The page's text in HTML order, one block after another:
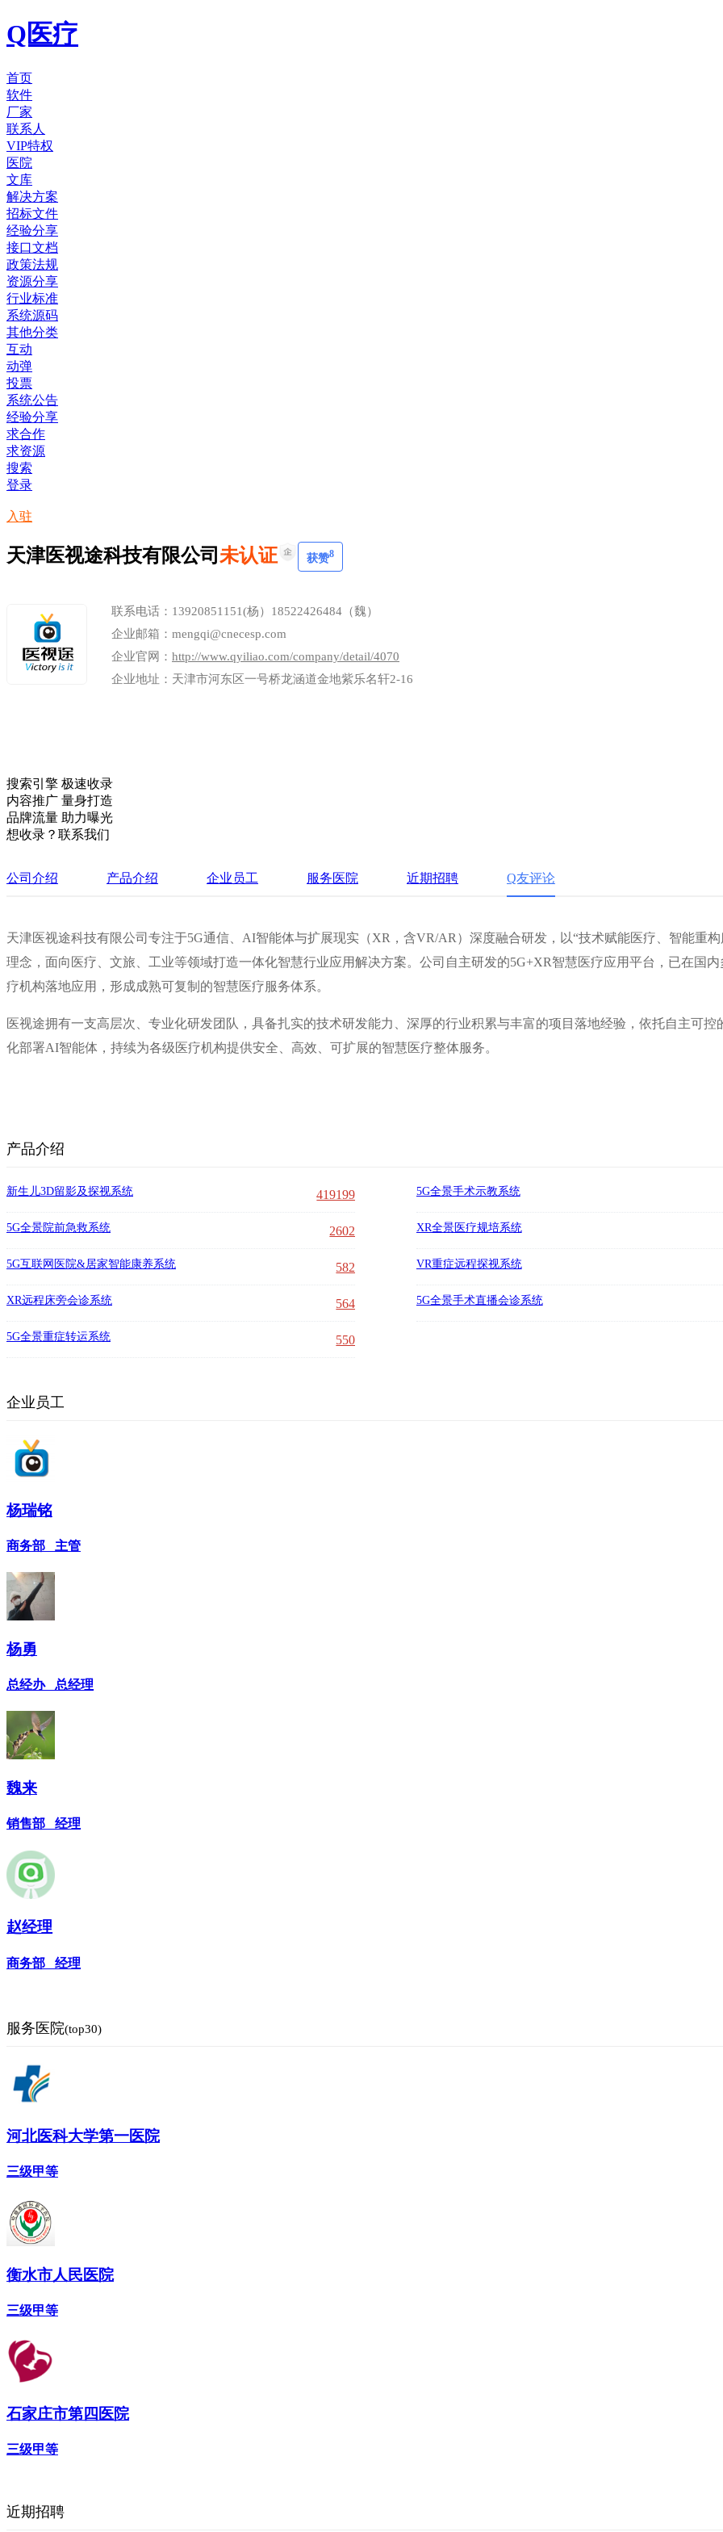
Q医疗
首页
软件
厂家
联系人
VIP特权
医院
文库
解决方案
招标文件
经验分享
接口文档
政策法规
资源分享
行业标准
系统源码
其他分类
互动
动弹
投票
系统公告
经验分享
求合作
求资源
搜索
登录
入驻
天津医视途科技有限公司未认证 获赞8
联系电话：13920851151(杨）18522426484（魏）
企业邮箱：mengqi@cnecesp.com
企业官网： http://www.qyiliao.com/company/detail/4070
企业地址：天津市河东区一号桥龙涵道金地紫乐名轩2-16
搜索引擎 极速收录
内容推广 量身打造
品牌流量 助力曝光
想收录？联系我们
公司介绍 产品介绍 企业员工 服务医院 近期招聘 Q友评论
天津医视途科技有限公司专注于5G通信、AI智能体与扩展现实（XR，含VR/AR）深度融合研发，以“技术赋能医疗、智能重构
理念，面向医疗、文旅、工业等领域打造一体化智慧行业应用解决方案。公司自主研发的5G+XR智慧医疗应用平台，已在国内
疗机构落地应用，形成成熟可复制的智慧医疗服务体系。
医视途拥有一支高层次、专业化研发团队，具备扎实的技术研发能力、深厚的行业积累与丰富的项目落地经验，依托自主可控
化部署AI智能体，持续为各级医疗机构提供安全、高效、可扩展的智慧医疗整体服务。
产品介绍
新生儿3D留影及探视系统 419199 5G全景手术示教系统
5G全景院前急救系统 2602 XR全景医疗规培系统
5G互联网医院&居家智能康养系统 582 VR重症远程探视系统
XR远程床旁会诊系统 564 5G全景手术直播会诊系统
5G全景重症转运系统 550
企业员工
杨瑞铭
商务部 主管
杨勇
总经办 总经理
魏来
销售部 经理
赵经理
商务部 经理
服务医院(top30)
河北医科大学第一医院
三级甲等
衡水市人民医院
三级甲等
石家庄市第四医院
三级甲等
近期招聘